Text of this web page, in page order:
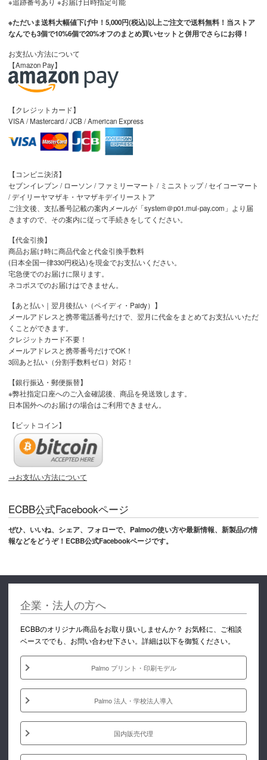
※追跡番号あり ※お届け日時指定可能
※ただいま送料大幅値下げ中！5,000円(税込)以上ご注文で送料無料！当ストア
なんでも3個で10%6個で20%オフのまとめ買いセットと併用でさらにお得！
お支払い方法について
【Amazon Pay】
【クレジットカード】
VISA / Mastercard / JCB / American Express
【コンビニ決済】
セブンイレブン / ローソン / ファミリーマート / ミニストップ / セイコーマート
/ デイリーヤマザキ・ヤマザキデイリーストア
ご注文後、支払番号記載の案内メールが「system＠p01.mul-pay.com」より届
きますので、その案内に従って手続きをしてください。
【代金引換】
商品お届け時に商品代金と代金引換手数料
(日本全国一律330円税込)を現金でお支払いください。
宅急便でのお届けに限ります。
ネコポスでのお届けはできません。
【あと払い｜翌月後払い（ペイディ・Paidy）】
メールアドレスと携帯電話番号だけで、翌月に代金をまとめてお支払いいただ
くことができます。
クレジットカード不要！
メールアドレスと携帯番号だけでOK！
3回あと払い（分割手数料ゼロ）対応！
【銀行振込・郵便振替】
※弊社指定口座へのご入金確認後、商品を発送致します。
日本国外へのお届けの場合はご利用できません。
【ビットコイン】
→お支払い方法について
ECBB公式Facebookページ
ぜひ、いいね、シェア、フォローで、Palmoの使い方や最新情報、新製品の情
報などをどうぞ！ECBB公式Facebookページです。
企業・法人の方へ
ECBBのオリジナル商品をお取り扱いしませんか？ お気軽に、ご相談
ベースででも、お問い合わせ下さい。詳細は以下を御覧ください。
Palmo プリント・印刷モデル
Palmo 法人・学校法人導入
国内販売代理